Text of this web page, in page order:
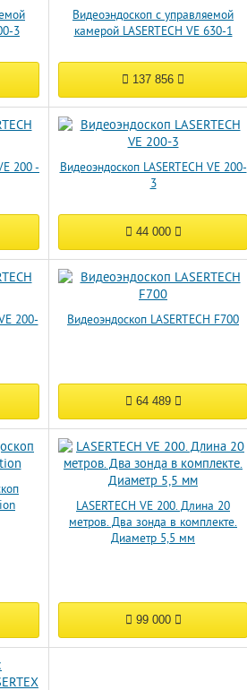
3
Видеоэндоскоп с управляемой
камерой LASERTECH VE 630-1
137 856
200 -
Видеоэндоскоп LASERTECH VE 200-
3
44 000
200-
Видеоэндоскоп LASERTECH F700
64 489
LASERTECH VE 200. Длина 20
метров. Два зонда в комплекте.
Диаметр 5,5 мм
99 000